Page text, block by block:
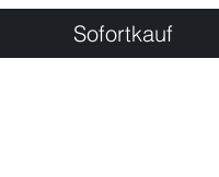
Sofortkauf